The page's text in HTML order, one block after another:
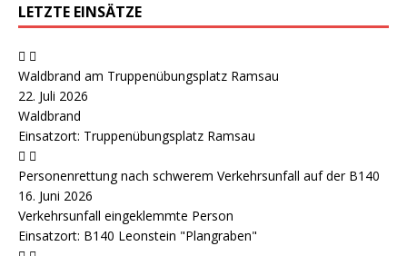
LETZTE EINSÄTZE
Waldbrand am Truppenübungsplatz Ramsau
22. Juli 2026
Waldbrand
Einsatzort: Truppenübungsplatz Ramsau
Personenrettung nach schwerem Verkehrsunfall auf der B140
16. Juni 2026
Verkehrsunfall eingeklemmte Person
Einsatzort: B140 Leonstein "Plangraben"